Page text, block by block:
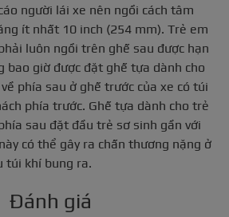
người lái xe nên ngồi cách tâm
ít nhất 10 inch (254 mm). Trẻ em
luôn ngồi trên ghế sau được hạn
bao giờ được đặt ghế tựa dành cho
phía sau ở ghế trước của xe có túi
phía trước. Ghế tựa dành cho trẻ
sau đặt đầu trẻ sơ sinh gần với
có thể gây ra chấn thương nặng ở
túi khí bung ra.
Đánh giá